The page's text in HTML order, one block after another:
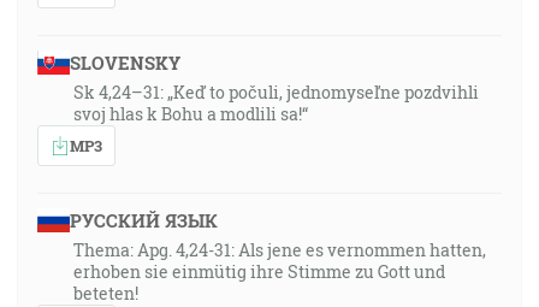
SLOVENSKY
Sk 4,24–31: „Keď to počuli, jednomyseľne pozdvihli
svoj hlas k Bohu a modlili sa!“
MP3
РУССКИЙ ЯЗЫК
Thema: Apg. 4,24-31: Als jene es vernommen hatten,
erhoben sie einmütig ihre Stimme zu Gott und
beteten!